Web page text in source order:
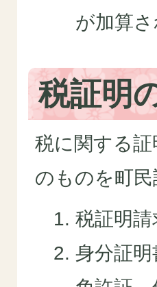
が加算さ
税証明
税に関する
のものを町
税証明請
身分証